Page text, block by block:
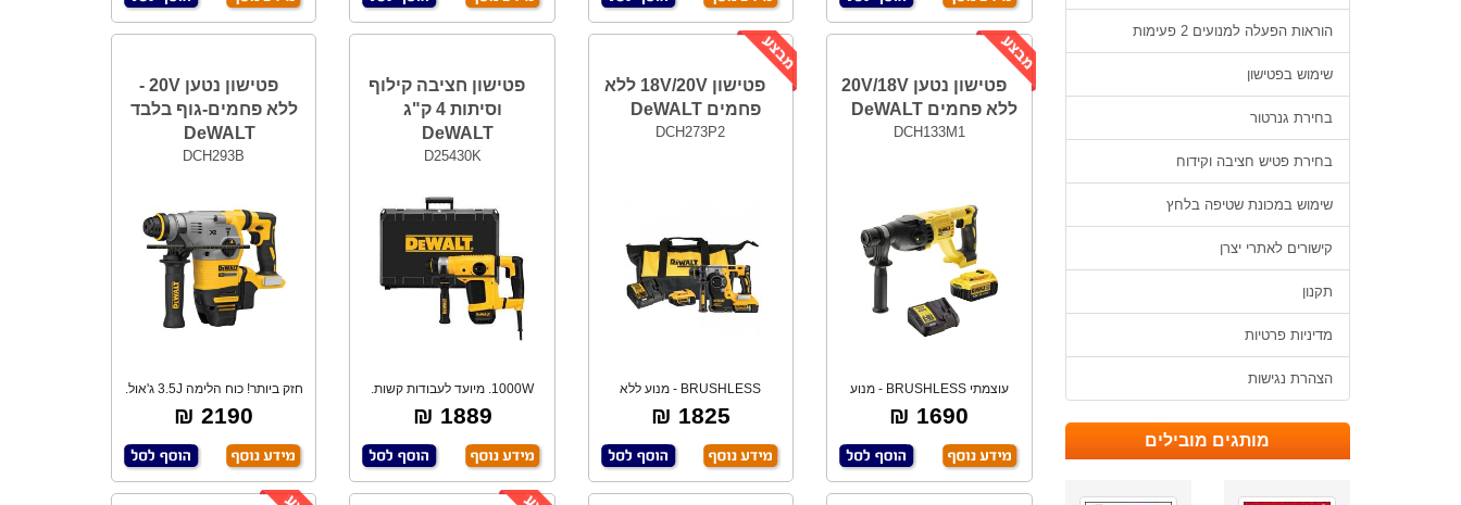
פטישון נטען 20V/18V
ללא פחמים DeWALT
DCH133M1
עוצמתי BRUSHLESS - מנוע
ללא פחמים -מונע
1690 ₪
פטישון 18V/20V ללא
פחמים DeWALT
DCH273P2
BRUSHLESS - מנוע ללא
פחמים. חזק ומקצועי.
1825 ₪
פטישון חציבה קילוף
וסיתות 4 ק"ג
DeWALT
D25430K
1000W. מיועד לעבודות קשות.
4.2J-ג'אול. א
1889 ₪
פטישון נטען 20V -
ללא פחמים-גוף בלבד
DeWALT
DCH293B
חזק ביותר! כוח הלימה 3.5J ג'אול.
מנוע לל
2190 ₪
הוראות הפעלה למנועים 2 פעימות
שימוש בפטישון
בחירת גנרטור
בחירת פטיש חציבה וקידוח
שימוש במכונת שטיפה בלחץ
קישורים לאתרי יצרן
תקנון
מדיניות פרטיות
הצהרת נגישות
מותגים מובילים